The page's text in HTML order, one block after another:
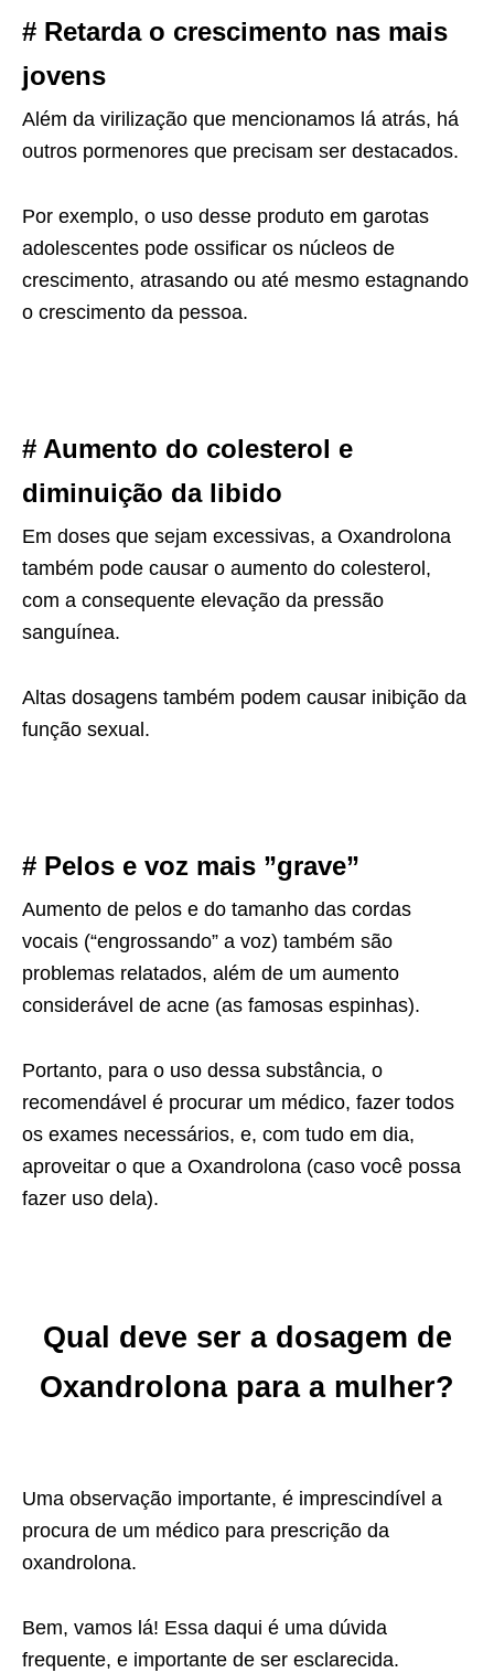
# Retarda o crescimento nas mais
jovens
Além da virilização que mencionamos lá atrás, há
outros pormenores que precisam ser destacados.
Por exemplo, o uso desse produto em garotas
adolescentes pode ossificar os núcleos de
crescimento, atrasando ou até mesmo estagnando
o crescimento da pessoa.
# Aumento do colesterol e
diminuição da libido
Em doses que sejam excessivas, a Oxandrolona
também pode causar o aumento do colesterol,
com a consequente elevação da pressão
sanguínea.
Altas dosagens também podem causar inibição da
função sexual.
# Pelos e voz mais ”grave”
Aumento de pelos e do tamanho das cordas
vocais (“engrossando” a voz) também são
problemas relatados, além de um aumento
considerável de acne (as famosas espinhas).
Portanto, para o uso dessa substância, o
recomendável é procurar um médico, fazer todos
os exames necessários, e, com tudo em dia,
aproveitar o que a Oxandrolona (caso você possa
fazer uso dela).
Qual deve ser a dosagem de
Oxandrolona para a mulher?
Uma observação importante, é imprescindível a
procura de um médico para prescrição da
oxandrolona.
Bem, vamos lá! Essa daqui é uma dúvida
frequente, e importante de ser esclarecida.